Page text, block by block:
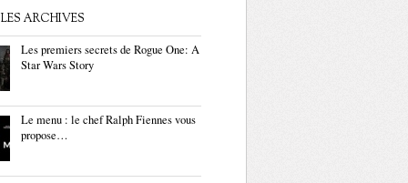
ARCHIVES
Les premiers secrets de Rogue One: A
Star Wars Story
Le menu : le chef Ralph Fiennes vous
propose…